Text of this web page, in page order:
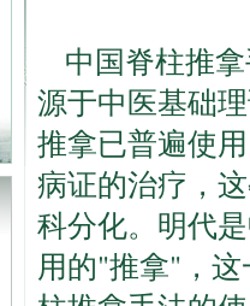
中国脊柱推
源于中医基础
推拿已普遍使
病证的治疗，
科分化。明代
用的"推拿"，